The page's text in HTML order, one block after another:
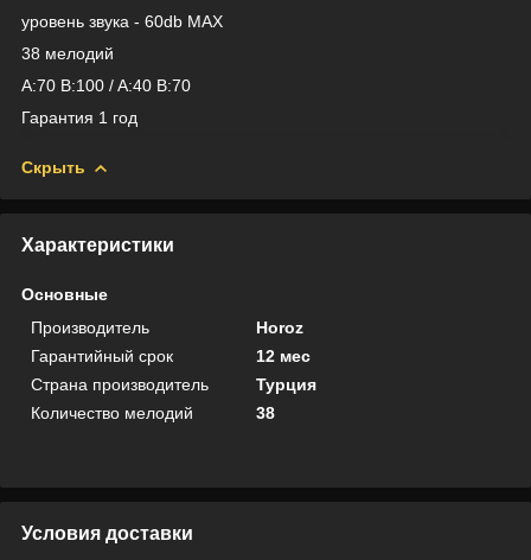
уровень звука - 60db MAX
38 мелодий
A:70 B:100 / A:40 B:70
Гарантия 1 год
Скрыть
Характеристики
Основные
Производитель
Horoz
Гарантийный срок
12 мес
Страна производитель
Турция
Количество мелодий
38
Условия доставки